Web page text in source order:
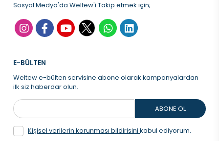
Sosyal Medya'da Weltew'i Takip etmek için;
E-BÜLTEN
Weltew e-bülten servisine abone olarak kampanyalardan
ilk siz haberdar olun.
Kişisel verilerin korunması bildirisini kabul ediyorum.
ABONE OL